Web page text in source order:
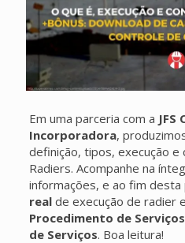
Em uma parceria com a
Incorporadora,
definição, tipos, execução
Radiers. Acompanhe na
informações, e ao fim desta
realde execução de radier
Procedimento de Serviços
de Serviços. Boa leitura!